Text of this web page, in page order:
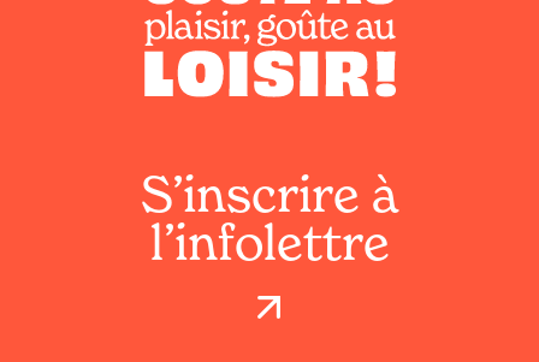
S’inscrire à
l’infolettre